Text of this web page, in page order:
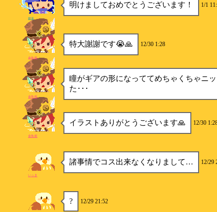
明けましておめでとうございます！ 1/1
睡蓮
特大謝謝です😭🙏 12/30 1:28
金魚姫
瞳がギアの形になっててめちゃくちゃニ
た･･･
金魚姫
イラストありがとうございます🙏 12/30
金魚姫
諸事情でコス出来なくなりまして… 12/29
いっき
? 12/29 21:52